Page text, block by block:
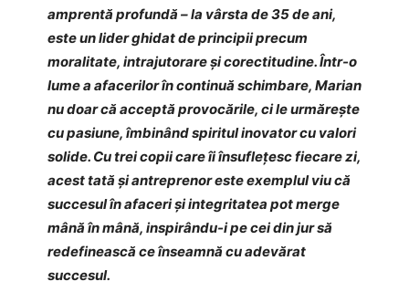
amprentă profundă – la vârsta de 35 de ani,
este un lider ghidat de principii precum
moralitate, intrajutorare și corectitudine. Într-o
lume a afacerilor în continuă schimbare, Marian
nu doar că acceptă provocările, ci le urmărește
cu pasiune, îmbinând spiritul inovator cu valori
solide. Cu trei copii care îi însuflețesc fiecare zi,
acest tată și antreprenor este exemplul viu că
succesul în afaceri și integritatea pot merge
mână în mână, inspirându-i pe cei din jur să
redefinească ce înseamnă cu adevărat
succesul.